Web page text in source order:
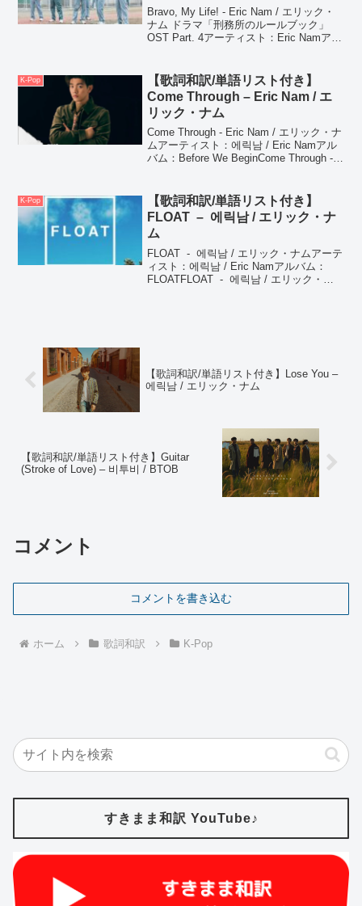
ールブック」OST Part. 4
Bravo, My Life! - Eric Nam / エリック・
ナム ドラマ「刑務所のルールブック」
OST Part. 4アーティスト：Eric Namアル
K-Pop
【歌詞和訳/単語リスト付き】
Come Through – Eric Nam / エ
リック・ナム
Come Through - Eric Nam / エリック・ナ
ムアーティスト：에릭남 / Eric Namアル
バム：Before We BeginCome Through -
K-Pop
【歌詞和訳/単語リスト付き】
FLOAT – 에릭남 / エリック・ナ
ム
FLOAT - 에릭남 / エリック・ナムアーテ
ィスト：에릭남 / Eric Namアルバム：
FLOATFLOAT - 에릭남 / エリック・ナ
【歌詞和訳/単語リスト付き】Lose You –
에릭남 / エリック・ナム
【歌詞和訳/単語リスト付き】Guitar
(Stroke of Love) – 비투비 / BTOB
コメント
コメントを書き込む
ホーム 歌詞和訳 K-Pop
すきまま和訳 YouTube♪